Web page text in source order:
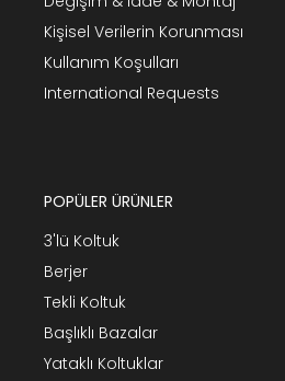
Kişisel Verilerin Korunması
Kullanım Koşulları
International Requests
POPÜLER ÜRÜNLER
3'lü Koltuk
Berjer
Tekli Koltuk
Başlıklı Bazalar
Yataklı Koltuklar